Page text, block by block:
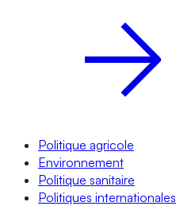
Politique agricole
Environnement
Politique sanitaire
Politiques internationales